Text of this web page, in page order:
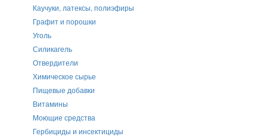
Каучуки, латексы, полиэфиры
Графит и порошки
Уголь
Силикагель
Отвердители
Химическое сырье
Пищевые добавки
Витамины
Моющие средства
Гербициды и инсектициды